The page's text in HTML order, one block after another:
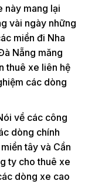
này mang lại
vài ngày những
miền đi Nha
Nẵng măng
thuê xe liên hệ
các dòng
về các công
dòng chính
tây và Cần
ty cho thuê xe
dòng xe cao